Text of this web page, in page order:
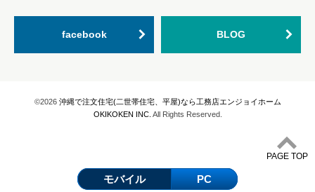
facebook BLOG
©2026 沖縄で注文住宅(二世帯住宅、平屋)なら工務店エンジョイホーム
OKIKOKEN INC. All Rights Reserved.
PAGE TOP
モバイル PC